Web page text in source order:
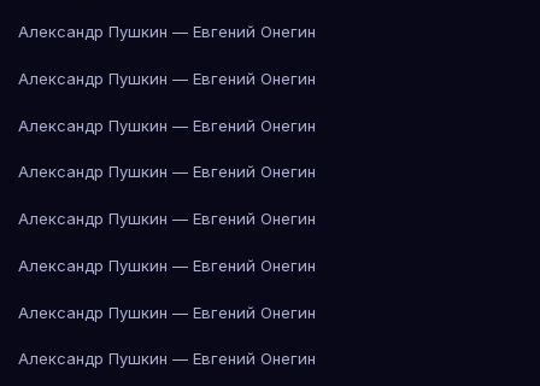
Александр Пушкин — Евгений Онегин
Александр Пушкин — Евгений Онегин
Александр Пушкин — Евгений Онегин
Александр Пушкин — Евгений Онегин
Александр Пушкин — Евгений Онегин
Александр Пушкин — Евгений Онегин
Александр Пушкин — Евгений Онегин
Александр Пушкин — Евгений Онегин